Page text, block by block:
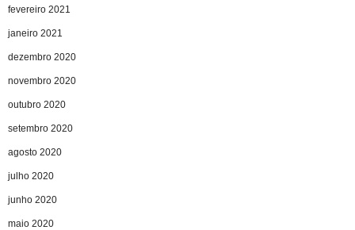
fevereiro 2021
janeiro 2021
dezembro 2020
novembro 2020
outubro 2020
setembro 2020
agosto 2020
julho 2020
junho 2020
maio 2020